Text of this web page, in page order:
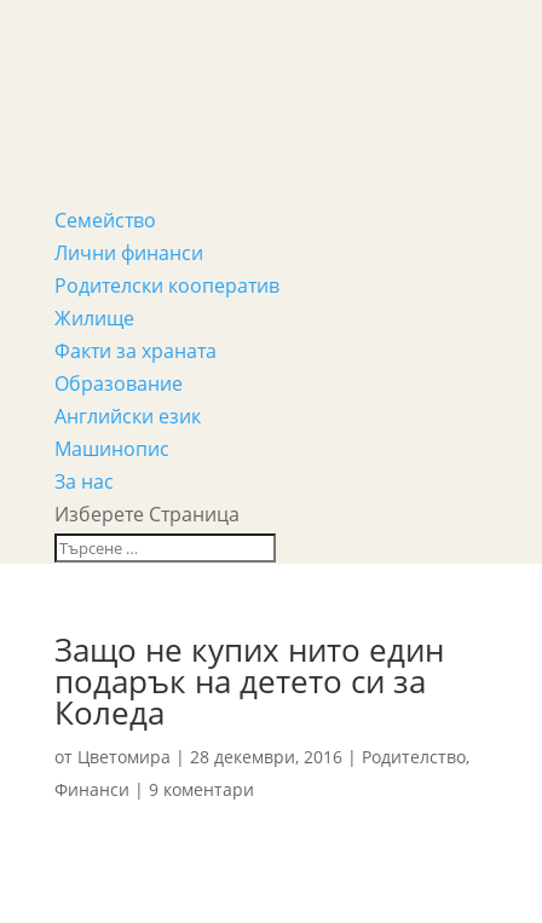
Семейство
Лични финанси
Родителски кооператив
Жилище
Факти за храната
Образование
Английски език
Машинопис
За нас
Изберете Страница
Защо не купих нито един
подарък на детето си за
Коледа
от Цветомира | 28 декември, 2016| Родителство,
Финанси | 9 коментари